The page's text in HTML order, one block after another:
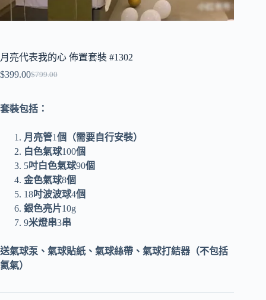
月亮代表我的心 佈置套裝 #1302
$799.00
為：
$399.00
價
為：
$399.00。
套裝包括：
月亮管1個（需要自行安裝）
白色氣球100個
5吋白色氣球90個
金色氣球8個
18吋波波球4個
銀色亮片10g
9米燈串3串
送氣球泵、氣球貼紙、氣球絲帶、氣球打結器（不包括
氦氣）